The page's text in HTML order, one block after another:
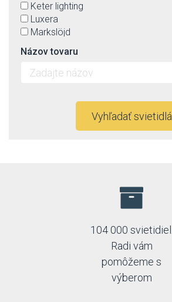
Keter lighting
Luxera
Markslöjd
Max-light
Mi by Milagro
Nowodvorski
Názov tovaru
Vyhľadať svietidlá
104 000 svietidiel.
Radi vám
pomôžeme s
výberom